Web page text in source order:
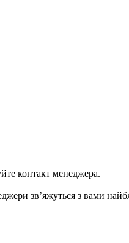
контакт менеджера.
зв’яжуться з вами